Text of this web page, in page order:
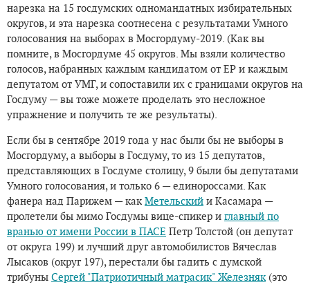
нарезка на 15 госдумских одномандатных избирательных
округов, и эта нарезка соотнесена с результатами Умного
голосования на выборах в Мосгордуму-2019. (Как вы
помните, в Мосгордуме 45 округов. Мы взяли количество
голосов, набранных каждым кандидатом от ЕР и каждым
депутатом от УМГ, и сопоставили их с границами округов на
Госдуму — вы тоже можете проделать это несложное
упражнение и получить те же результаты).
Если бы в сентябре 2019 года у нас были бы не выборы в
Мосгордуму, а выборы в Госдуму, то из 15 депутатов,
представляющих в Госдуме столицу, 9 были бы депутатами
Умного голосования, и только 6 — единороссами. Как
фанера над Парижем — как Метельский и Касамара —
пролетели бы мимо Госдумы вице-спикер и главный по
вранью от имени России в ПАСЕ Петр Толстой (он депутат
от округа 199) и лучший друг автомобилистов Вячеслав
Лысаков (округ 197), перестали бы гадить с думской
трибуны Сергей "Патриотичный матрасик" Железняк(это